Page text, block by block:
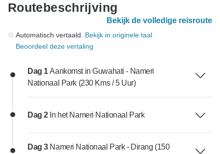
Routebeschrijving
Bekijk de volledige reisroute
Automatisch vertaald. Bekijk in originele taal
Beoordeel deze vertaling
Dag 1Aankomst in Guwahati - Nameri
Nationaal Park (230 Kms / 5 Uur)
Dag 2 In het Nameri Nationaal Park
Dag 3 Nameri Nationaal Park - Dirang (150